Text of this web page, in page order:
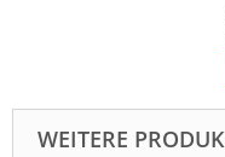
WEITERE